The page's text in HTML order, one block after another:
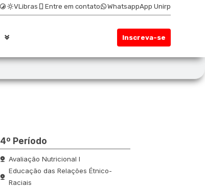
VLibras Entre em contato WhatsappApp Unirp
Inscreva-se
4º Período
Avaliação Nutricional I
Educação das Relações Étnico-
Raciais